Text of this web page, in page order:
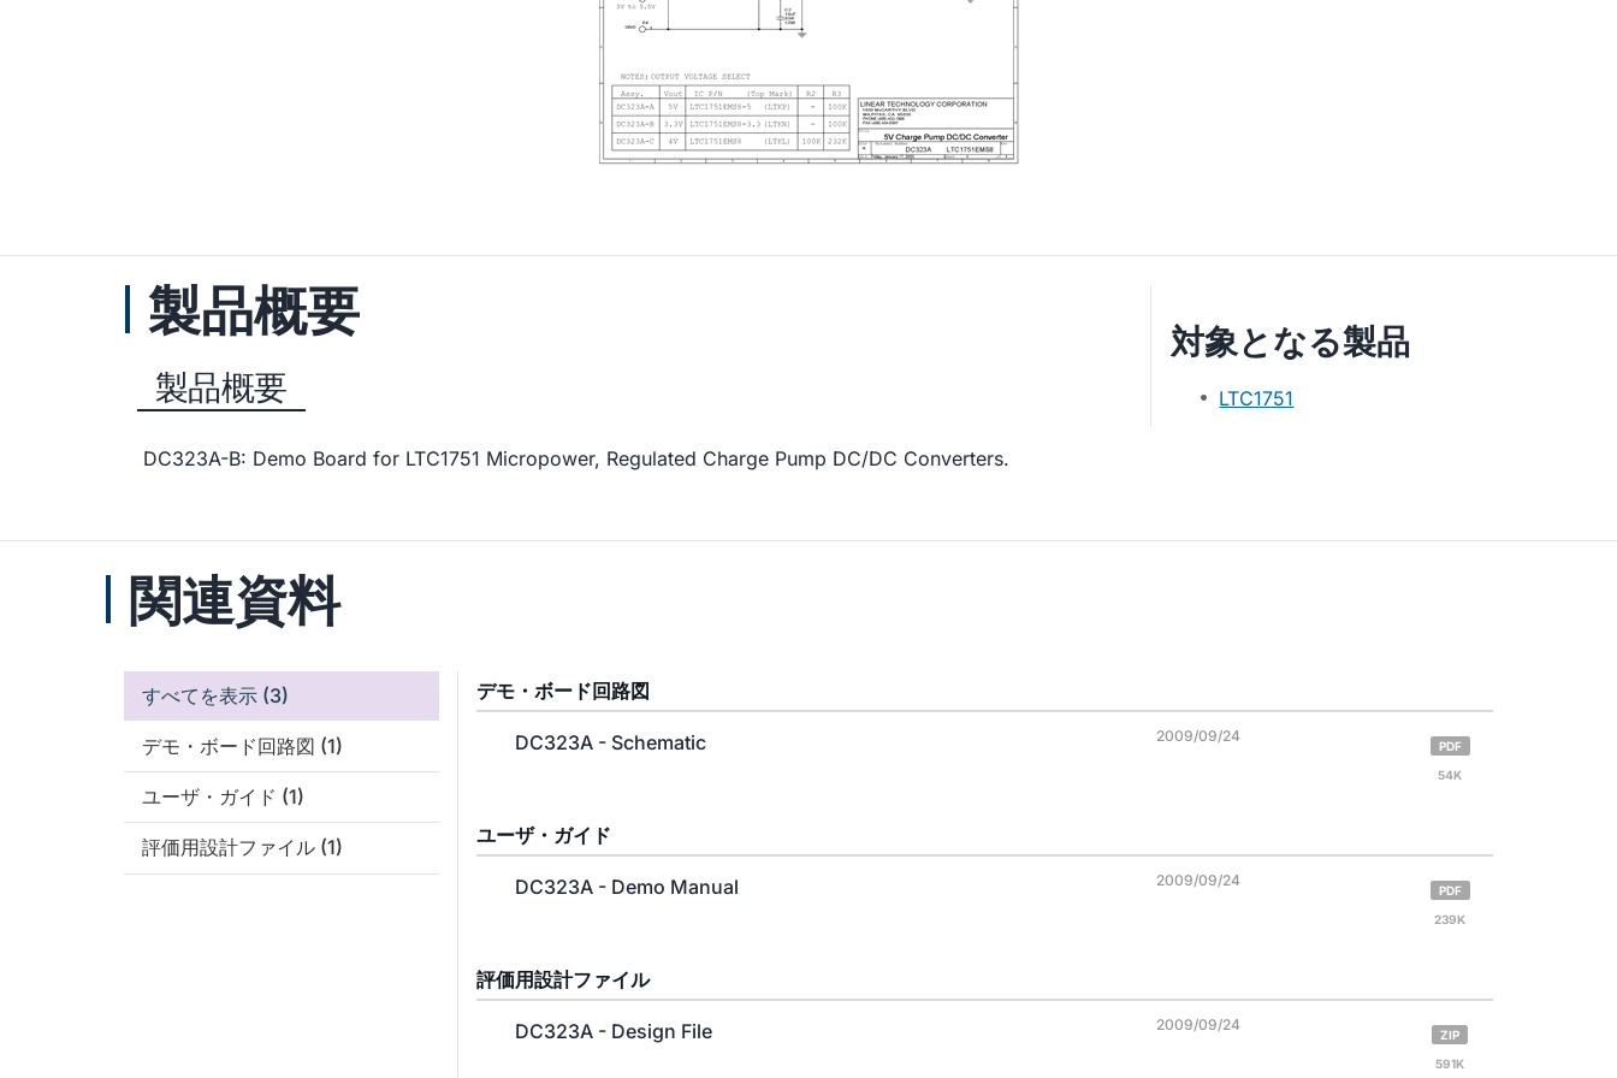
製品概要
製品概要
DC323A-B: Demo Board for LTC1751 Micropower, Regulated Charge Pump DC/DC Converters.
対象となる製品
LTC1751
関連資料
すべてを表示 (3)
デモ・ボード回路図 (1)
ユーザ・ガイド (1)
評価用設計ファイル (1)
デモ・ボード回路図
DC323A - Schematic 2009/09/24
PDF
54K
ユーザ・ガイド
DC323A - Demo Manual 2009/09/24
PDF
239K
評価用設計ファイル
DC323A - Design File 2009/09/24
ZIP
591K